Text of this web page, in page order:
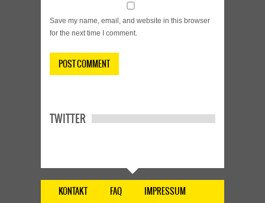
Save my name, email, and website in this browser
for the next time I comment.
TWITTER
KONTAKT FAQ
IMPRESSUM